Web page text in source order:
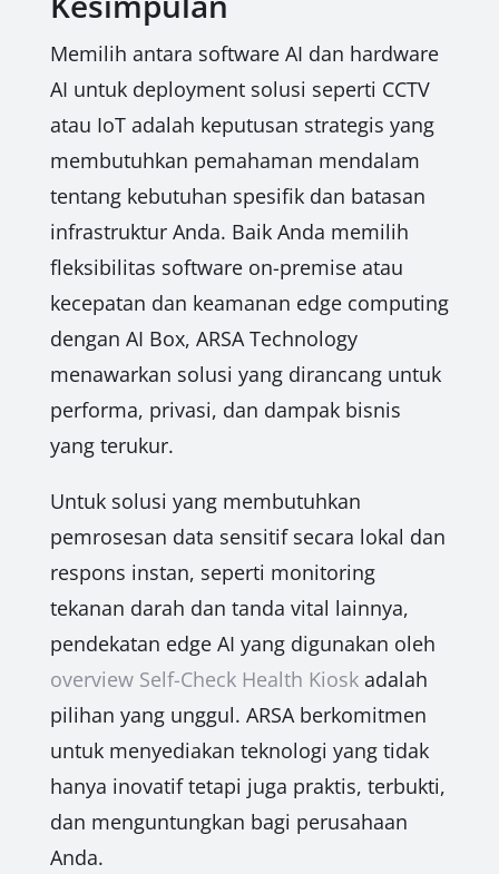
Memilih antara software AI dan hardware
AI untuk deployment solusi seperti CCTV
atau IoT adalah keputusan strategis yang
membutuhkan pemahaman mendalam
tentang kebutuhan spesifik dan batasan
infrastruktur Anda. Baik Anda memilih
fleksibilitas software on-premise atau
kecepatan dan keamanan edge computing
dengan AI Box, ARSA Technology
menawarkan solusi yang dirancang untuk
performa, privasi, dan dampak bisnis
yang terukur.
Untuk solusi yang membutuhkan
pemrosesan data sensitif secara lokal dan
respons instan, seperti monitoring
tekanan darah dan tanda vital lainnya,
pendekatan edge AI yang digunakan oleh
overview Self-Check Health Kioskadalah
pilihan yang unggul. ARSA berkomitmen
untuk menyediakan teknologi yang tidak
hanya inovatif tetapi juga praktis, terbukti,
dan menguntungkan bagi perusahaan
Anda.